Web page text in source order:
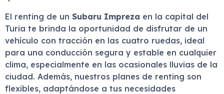
El renting de un Subaru Impreza en la capital del
Turia te brinda la oportunidad de disfrutar de un
vehículo con tracción en las cuatro ruedas, ideal
para una conducción segura y estable en cualquier
clima, especialmente en las ocasionales lluvias de la
ciudad. Además, nuestros planes de renting son
flexibles, adaptándose a tus necesidades